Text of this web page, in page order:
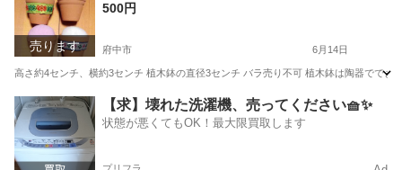
売ります
500円
府中市 6月14日
高さ約4センチ、横約3センチ 植木鉢の直径3センチ バラ売り不可 植木鉢は陶器でで
東京 府中市 その他 黄色
【求】壊れた洗濯機、売ってください🧺✨
状態が悪くてもOK！最大限買取します